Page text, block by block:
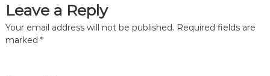
n
a
Leave a Reply
Your email address will not be published. Required fields are
marked *